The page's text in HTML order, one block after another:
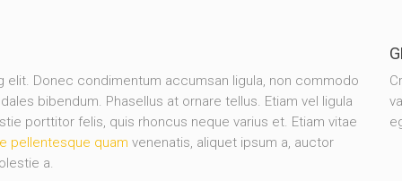
Donec condimentum accumsan ligula, non commodo
bibendum. Phasellus at ornare tellus. Etiam vel ligula
porttitor felis, quis rhoncus neque varius et. Etiam vitae
pellentesque quam venenatis, aliquet ipsum a, auctor
a.